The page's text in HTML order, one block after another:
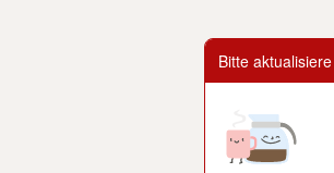
Bitte